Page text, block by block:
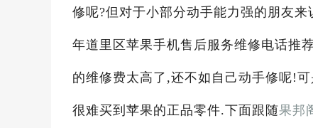
修呢?但对于小部分动手能力强的朋友
年道里区苹果手机售后服务维修电话推
的维修费太高了,还不如自己动手修呢!
很难买到苹果的正品零件.下面跟随果邦